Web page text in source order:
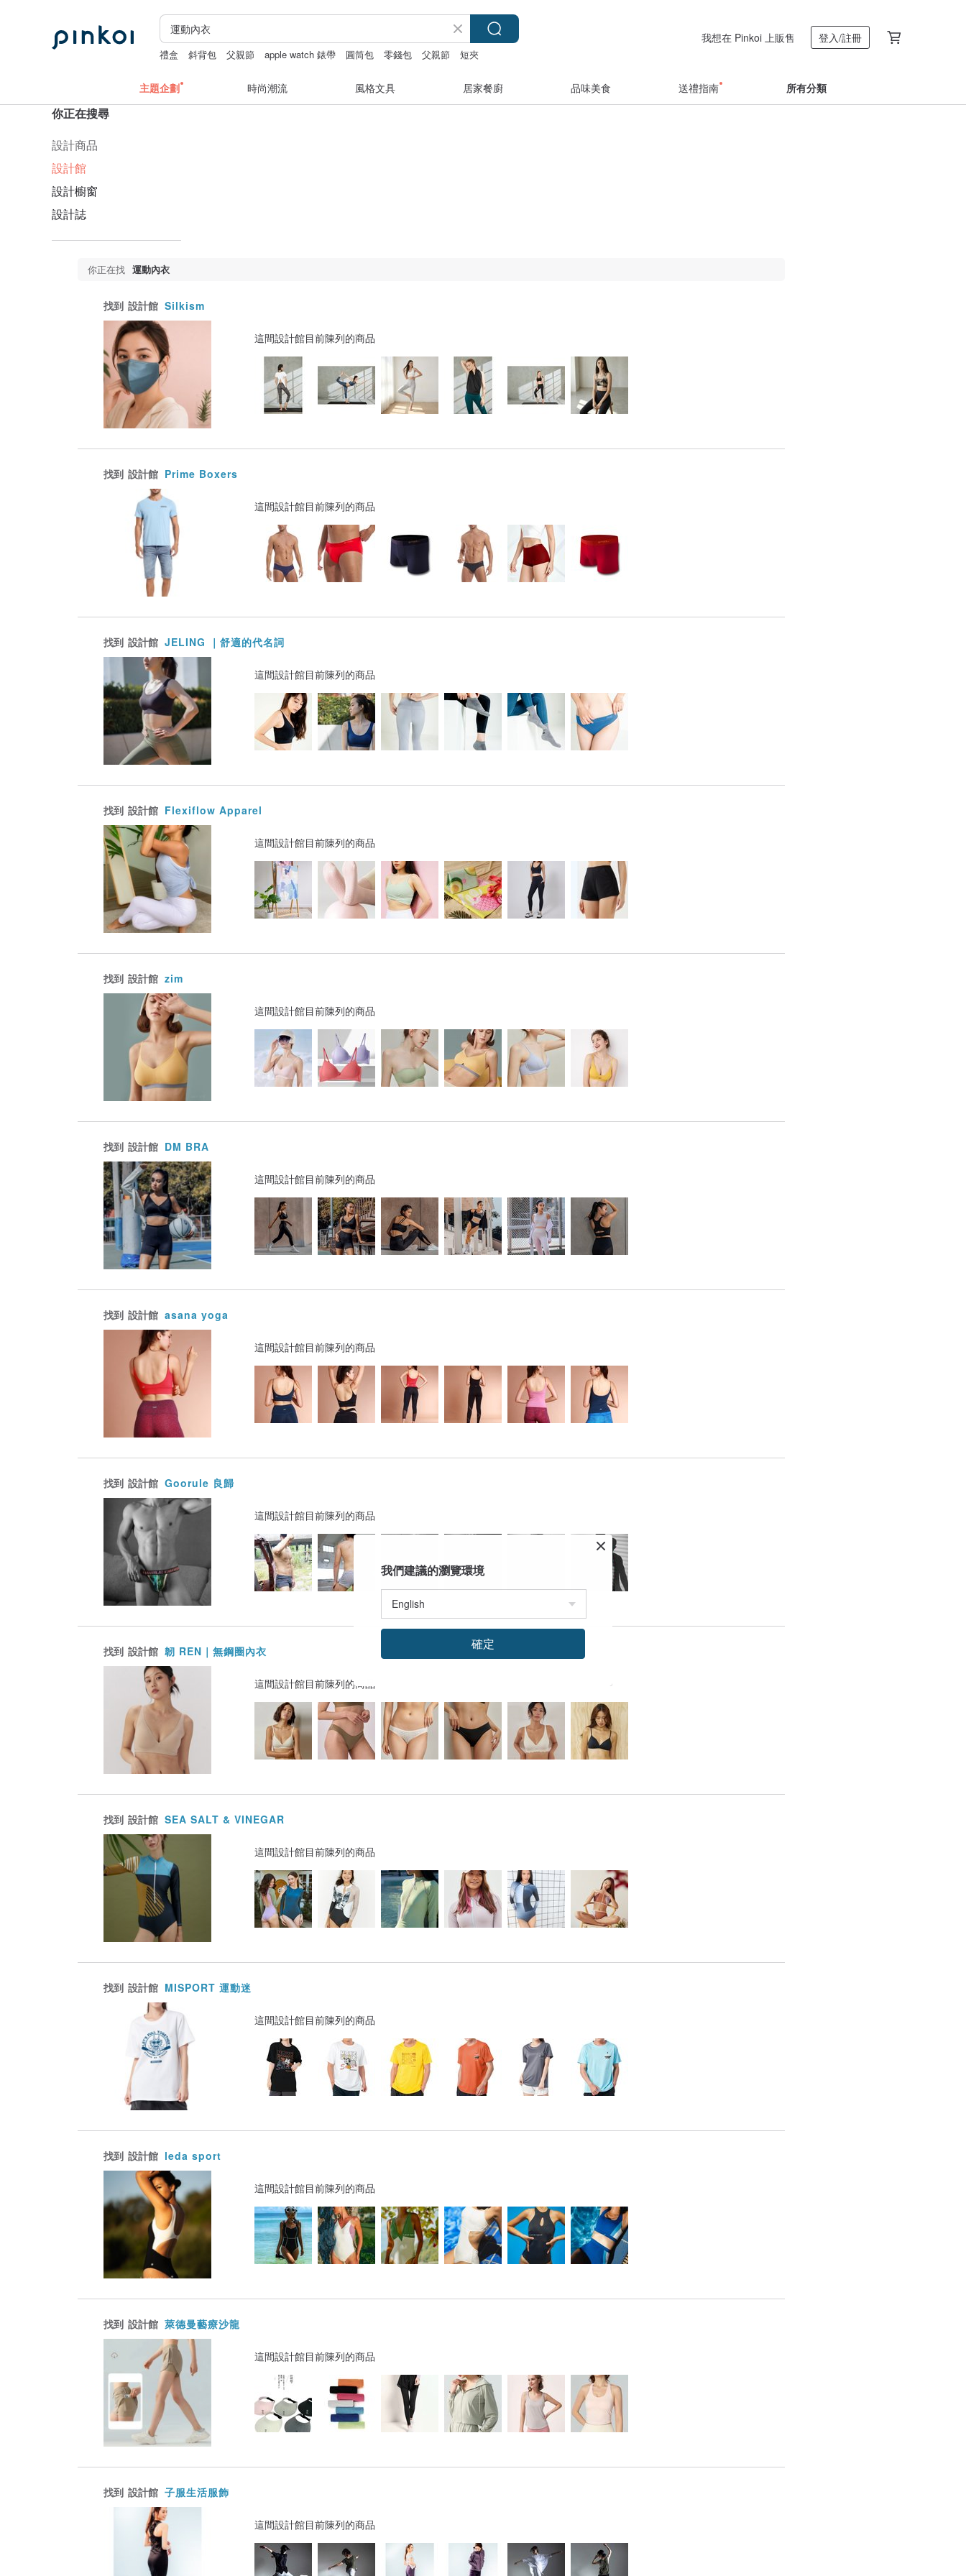
禮盒 斜背包 父親節 apple watch 錶帶 圓筒包 零錢包 父親節 短夾
我想在 Pinkoi 上販售 登入/註冊
主題企劃 時尚潮流 風格文具 居家餐廚 品味美食 送禮指南 所有分類
你正在搜尋
設計商品
設計館
設計櫥窗
設計誌
你正在找 運動內衣
找到 設計館 Silkism
這間設計館目前陳列的商品
找到 設計館 Prime Boxers
這間設計館目前陳列的商品
找到 設計館 JELING ｜舒適的代名詞
這間設計館目前陳列的商品
找到 設計館 Flexiflow Apparel
這間設計館目前陳列的商品
找到 設計館 zim
這間設計館目前陳列的商品
找到 設計館 DM BRA
這間設計館目前陳列的商品
找到 設計館 asana yoga
這間設計館目前陳列的商品
找到 設計館 Goorule 良歸
這間設計館目前陳列的商品
找到 設計館 韌 REN｜無鋼圈內衣
這間設計館目前陳列的商品
找到 設計館 SEA SALT & VINEGAR
這間設計館目前陳列的商品
找到 設計館 MISPORT 運動迷
這間設計館目前陳列的商品
找到 設計館 leda sport
這間設計館目前陳列的商品
找到 設計館 萊德曼藝療沙龍
這間設計館目前陳列的商品
找到 設計館 子服生活服飾
這間設計館目前陳列的商品
我們建議的瀏覽環境
確定